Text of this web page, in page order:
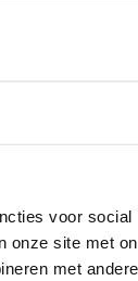
voor
onze site met
met